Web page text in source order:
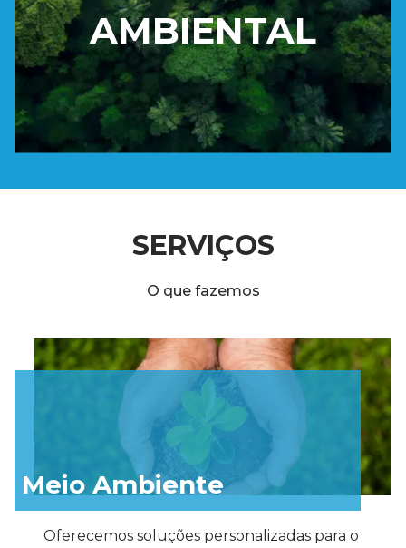
AMBIENTAL
SERVIÇOS
O que fazemos
Meio Ambiente
Oferecemos soluções personalizadas para o